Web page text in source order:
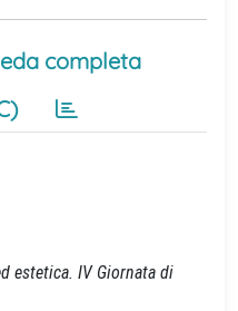
completa
estetica. IV Giornata di